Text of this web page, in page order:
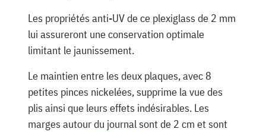
Les propriétés anti-UV de ce plexiglass de 2 mm
lui assureront une conservation optimale
limitant le jaunissement.
Le maintien entre les deux plaques, avec 8
petites pinces nickelées, supprime la vue des
plis ainsi que leurs effets indésirables. Les
marges autour du journal sont de 2 cm et sont